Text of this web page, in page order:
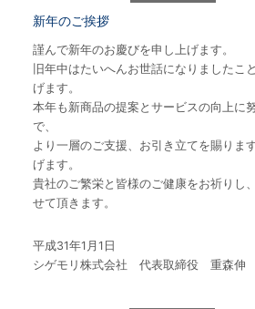
新年のご挨拶
謹んで新年のお慶びを申し上げます。
旧年中はたいへんお世話になりましたこ
げます。
本年も新商品の提案とサービスの向上に
で、
より一層のご支援、お引き立てを賜りま
げます。
貴社のご繁栄と皆様のご健康をお祈りし
せて頂きます。
平成31年1月1日
シゲモリ株式会社 代表取締役 重森伸